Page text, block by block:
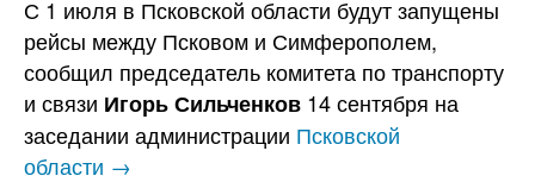
С 1 июля в Псковской области будут запущены
рейсы между Псковом и Симферополем,
сообщил председатель комитета по транспорту
и связи Игорь Сильченков 14 сентября на
заседании администрации Псковской
области →